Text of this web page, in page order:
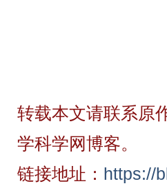
转载本文请联系原
学科学网博客。
链接地址： https://